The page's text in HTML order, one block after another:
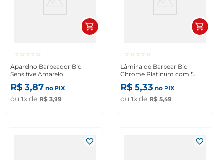
☆☆☆☆☆
Aparelho Barbeador Bic
Sensitive Amarelo
R$ 3,87 no PIX
ou 1x de R$ 3,99
☆☆☆☆☆
Lâmina de Barbear Bic
Chrome Platinum com 5
Unidades
R$ 5,33 no PIX
ou 1x de R$ 5,49